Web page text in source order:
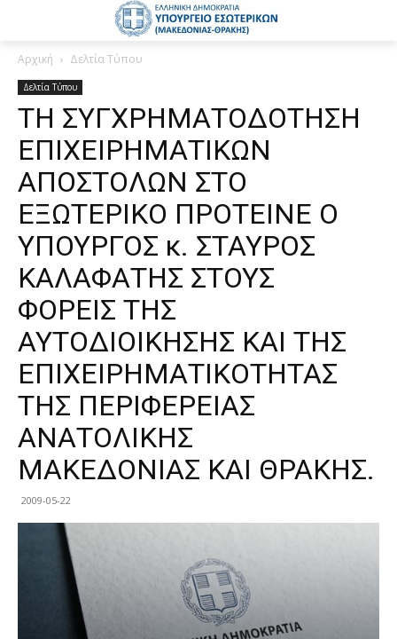
Αρχική Δελτία Τύπου
Δελτία Τύπου
ΤΗ ΣΥΓΧΡΗΜΑΤΟΔΟΤΗΣΗ
ΕΠΙΧΕΙΡΗΜΑΤΙΚΩΝ
ΑΠΟΣΤΟΛΩΝ ΣΤΟ
ΕΞΩΤΕΡΙΚΟ ΠΡΟΤΕΙΝΕ Ο
YΠΟΥΡΓΟΣ κ. ΣΤΑΥΡΟΣ
ΚΑΛΑΦΑΤΗΣ ΣΤΟΥΣ
ΦΟΡΕΙΣ ΤΗΣ
ΑΥΤΟΔΙΟΙΚΗΣΗΣ ΚΑΙ ΤΗΣ
ΕΠΙΧΕΙΡΗΜΑΤΙΚΟΤΗΤΑΣ
ΤΗΣ ΠΕΡΙΦΕΡΕΙΑΣ
ΑΝΑΤΟΛΙΚΗΣ
ΜΑΚΕΔΟΝΙΑΣ ΚΑΙ ΘΡΑΚΗΣ.
2009-05-22